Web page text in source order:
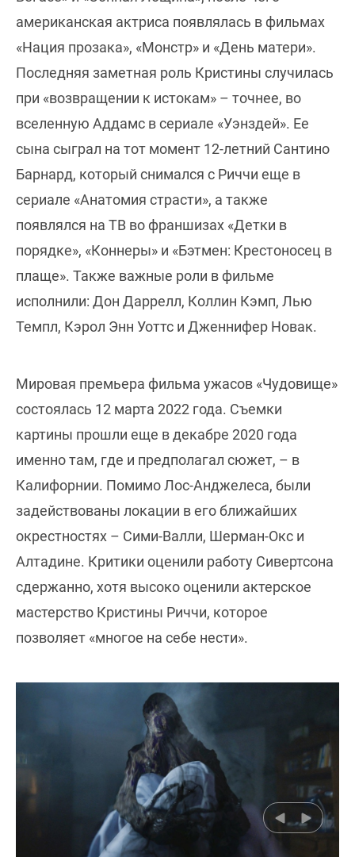
американская актриса появлялась в фильмах
«Нация прозака», «Монстр» и «День матери».
Последняя заметная роль Кристины случилась
при «возвращении к истокам» – точнее, во
вселенную Аддамс в сериале «Уэнздей». Ее
сына сыграл на тот момент 12-летний Сантино
Барнард, который снимался с Риччи еще в
сериале «Анатомия страсти», а также
появлялся на ТВ во франшизах «Детки в
порядке», «Коннеры» и «Бэтмен: Крестоносец в
плаще». Также важные роли в фильме
исполнили: Дон Даррелл, Коллин Кэмп, Лью
Темпл, Кэрол Энн Уоттс и Дженнифер Новак.
Мировая премьера фильма ужасов «Чудовище»
состоялась 12 марта 2022 года. Съемки
картины прошли еще в декабре 2020 года
именно там, где и предполагал сюжет, – в
Калифорнии. Помимо Лос-Анджелеса, были
задействованы локации в его ближайших
окрестностях – Сими-Валли, Шерман-Окс и
Алтадине. Критики оценили работу Сивертсона
сдержанно, хотя высоко оценили актерское
мастерство Кристины Риччи, которое
позволяет «многое на себе нести».